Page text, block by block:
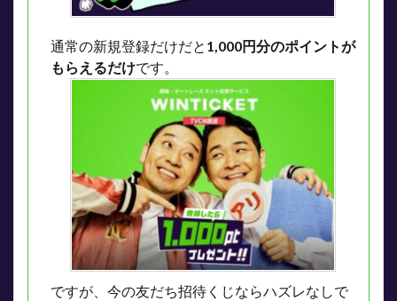
通常の新規登録だけだと 1,000円分のポイントが
もらえるだけです。
ですが、今の友だち招待くじならハズレなしで